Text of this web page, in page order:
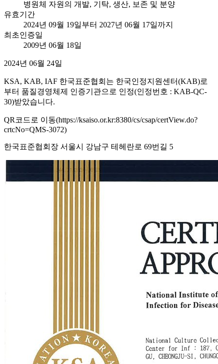
병원체 자원의 개발, 기탁, 생산, 보존 및 분양
유효기간
2024년 09월 19일부터 2027년 06월 17일까지
최초인증일
2009년 06월 18일
2024년 06월 24일
KSA, KAB, IAF 한국표준협회는 한국인정지원센터(KAB)로
부터 품질경영체제 인증기관으로 인정(인정번호 : KAB-QC-
30)받았습니다.
QR코드로 이동(https://ksaiso.or.kr:8380/cs/csap/certView.do?
crtcNo=QMS-3072)
한국표준협회장 서울시 강남구 테헤란로 69번길 5